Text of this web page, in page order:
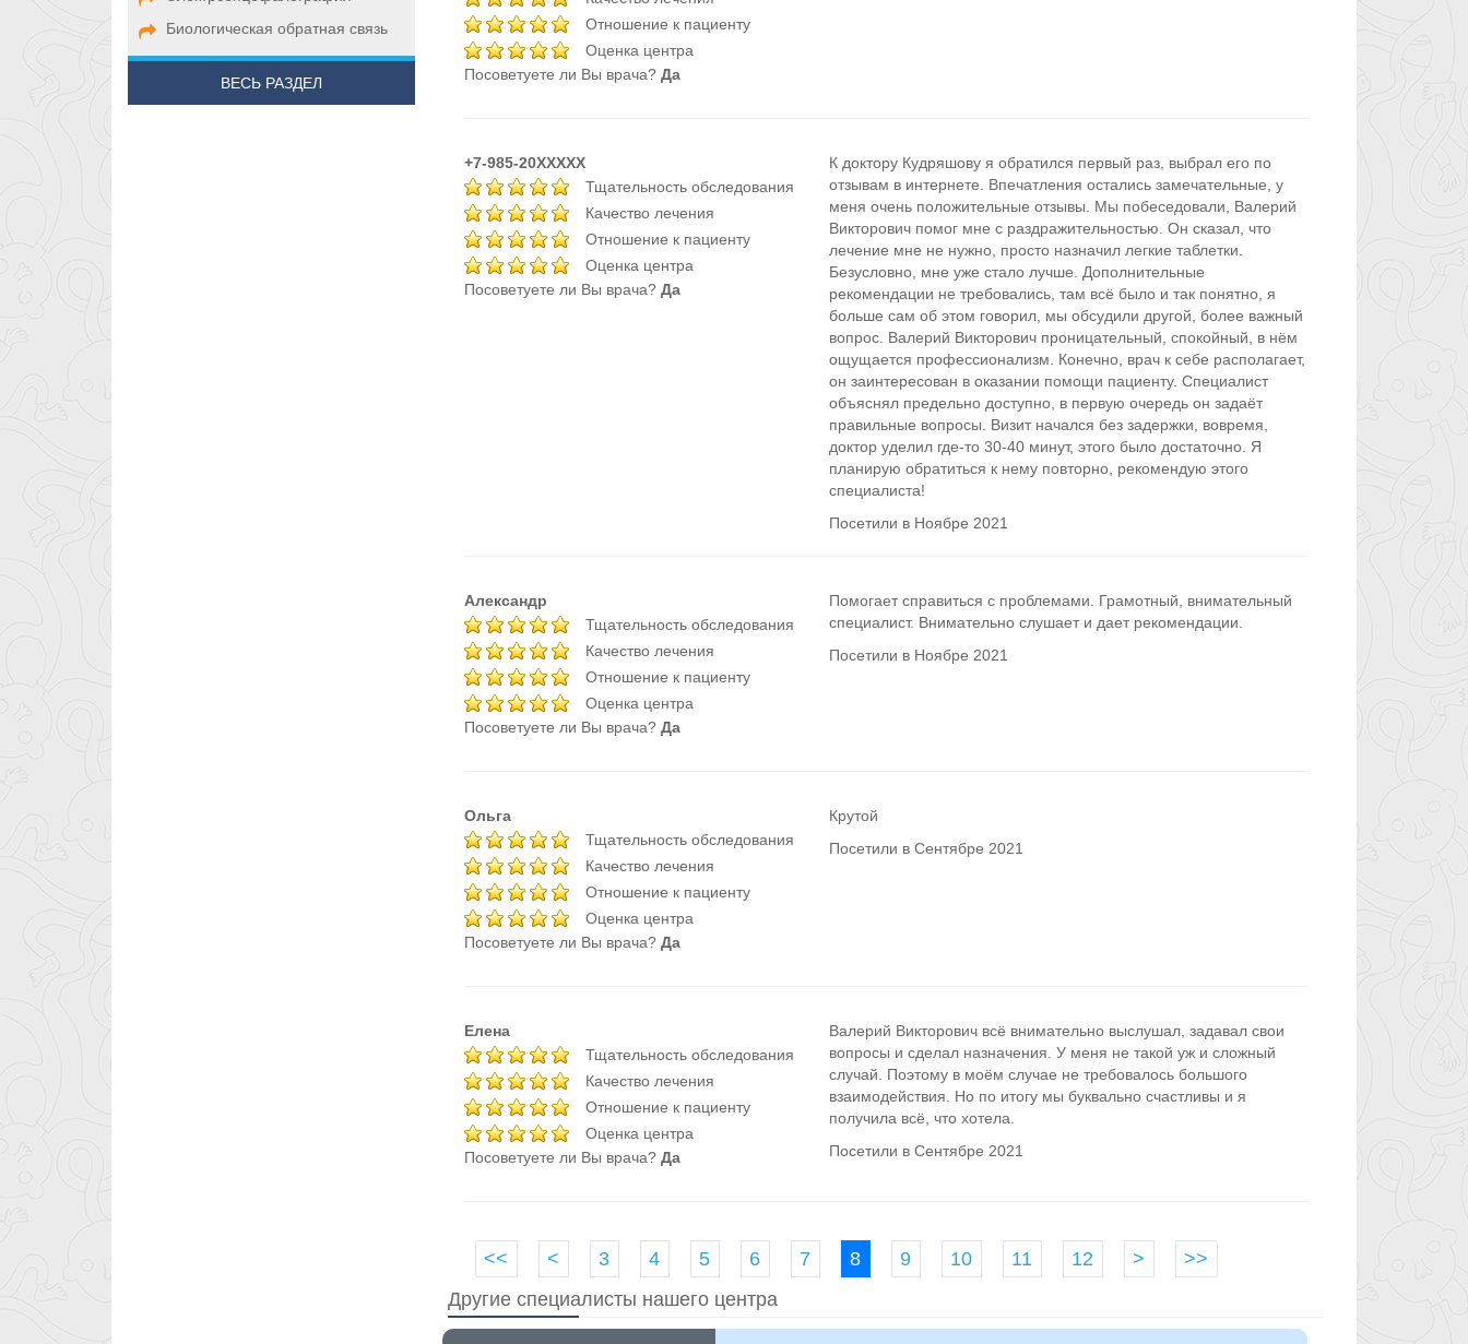
Биологическая обратная связь
ВЕСЬ РАЗДЕЛ
Отношение к пациенту
Оценка центра
Посоветуете ли Вы врача? Да
+7-985-20XXXXX
Тщательность обследования
Качество лечения
Отношение к пациенту
Оценка центра
Посоветуете ли Вы врача? Да
К доктору Кудряшову я обратился первый раз, выбрал его по
отзывам в интернете. Впечатления остались замечательные, у
меня очень положительные отзывы. Мы побеседовали, Валерий
Викторович помог мне с раздражительностью. Он сказал, что
лечение мне не нужно, просто назначил легкие таблетки.
Безусловно, мне уже стало лучше. Дополнительные
рекомендации не требовались, там всё было и так понятно, я
больше сам об этом говорил, мы обсудили другой, более важный
вопрос. Валерий Викторович проницательный, спокойный, в нём
ощущается профессионализм. Конечно, врач к себе располагает,
он заинтересован в оказании помощи пациенту. Специалист
объяснял предельно доступно, в первую очередь он задаёт
правильные вопросы. Визит начался без задержки, вовремя,
доктор уделил где-то 30-40 минут, этого было достаточно. Я
планирую обратиться к нему повторно, рекомендую этого
специалиста!
Посетили в Ноябре 2021
Александр
Тщательность обследования
Качество лечения
Отношение к пациенту
Оценка центра
Посоветуете ли Вы врача? Да
Помогает справиться с проблемами. Грамотный, внимательный
специалист. Внимательно слушает и дает рекомендации.
Посетили в Ноябре 2021
Ольга
Тщательность обследования
Качество лечения
Отношение к пациенту
Оценка центра
Посоветуете ли Вы врача? Да
Крутой
Посетили в Сентябре 2021
Елена
Тщательность обследования
Качество лечения
Отношение к пациенту
Оценка центра
Посоветуете ли Вы врача? Да
Валерий Викторович всё внимательно выслушал, задавал свои
вопросы и сделал назначения. У меня не такой уж и сложный
случай. Поэтому в моём случае не требовалось большого
взаимодействия. Но по итогу мы буквально счастливы и я
получила всё, что хотела.
Посетили в Сентябре 2021
<< < 3 4 5 6 7 8 9 10 11 12 >
>>
Другие специалисты нашего центра